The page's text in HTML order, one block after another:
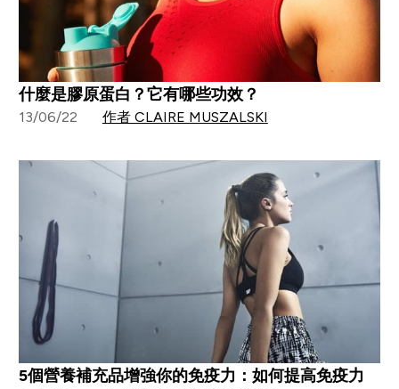
什麼是膠原蛋白？它有哪些功效？
13/06/22 作者 CLAIRE MUSZALSKI
5個營養補充品增強你的免疫力：如何提高免疫力